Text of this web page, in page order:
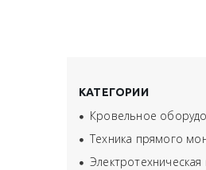
КАТЕГОРИИ
Кровельное
Техника прямого
Электротехническая